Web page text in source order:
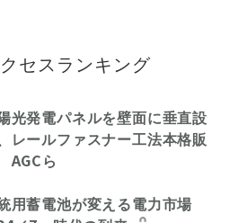
セスランキング
光発電パネルを壁面に垂直設
レールファスナー工法本格販
ら
用蓄電池が変える電力市場